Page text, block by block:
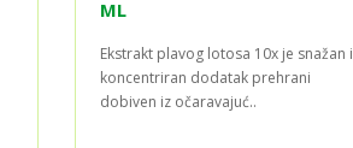
ML
Ekstrakt plavog lotosa 10x je snažan i
koncentriran dodatak prehrani
dobiven iz očaravajuć..